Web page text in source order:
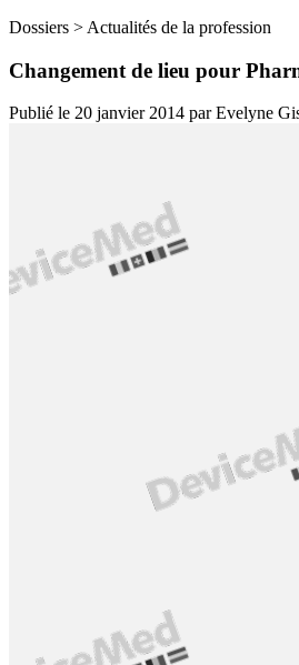
Dossiers > Actualités de la profession
Changement de lieu pour
Publié le 20 janvier 2014 parEvelyne